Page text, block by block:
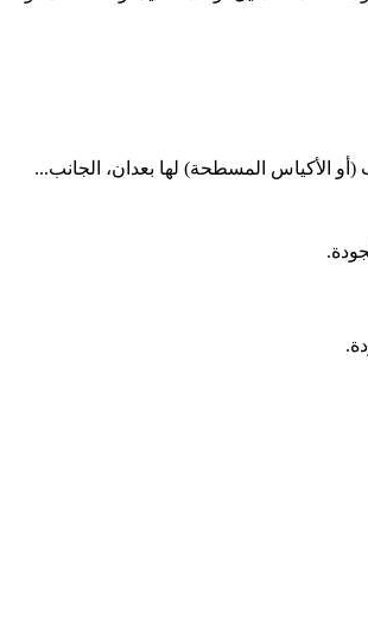
(أو الأكياس المسطحة) لها بعدان، الجانب...